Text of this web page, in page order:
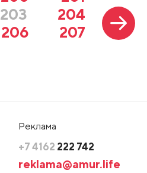
203
204
206
207
Реклама
+7 4162 222 742
reklama@amur.life